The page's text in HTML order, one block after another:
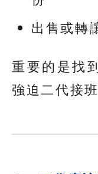
出售或轉
重要的是找
強迫二代接班